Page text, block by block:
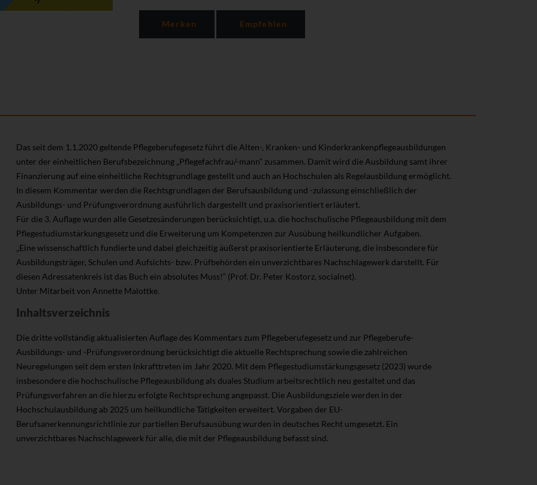
Merken Empfehlen
Das seit dem 1.1.2020 geltende Pflegeberufegesetz führt die Alten-, Kranken- und Kinderkrankenpflegeausbildungen
unter der einheitlichen Berufsbezeichnung „Pflegefachfrau/-mann“ zusammen. Damit wird die Ausbildung samt ihrer
Finanzierung auf eine einheitliche Rechtsgrundlage gestellt und auch an Hochschulen als Regelausbildung ermöglicht.
In diesem Kommentar werden die Rechtsgrundlagen der Berufsausbildung und -zulassung einschließlich der
Ausbildungs- und Prüfungsverordnung ausführlich dargestellt und praxisorientiert erläutert.
Für die 3. Auflage wurden alle Gesetzesänderungen berücksichtigt, u.a. die hochschulische Pflegeausbildung mit dem
Pflegestudiumstärkungsgesetz und die Erweiterung um Kompetenzen zur Ausübung heilkundlicher Aufgaben.
„Eine wissenschaftlich fundierte und dabei gleichzeitig äußerst praxisorientierte Erläuterung, die insbesondere für
Ausbildungsträger, Schulen und Aufsichts- bzw. Prüfbehörden ein unverzichtbares Nachschlagewerk darstellt. Für
diesen Adressatenkreis ist das Buch ein absolutes Muss!“ (Prof. Dr. Peter Kostorz, socialnet).
Unter Mitarbeit von Annette Malottke.
Inhaltsverzeichnis
Die dritte vollständig aktualisierten Auflage des Kommentars zum Pflegeberufegesetz und zur Pflegeberufe-
Ausbildungs- und -Prüfungsverordnung berücksichtigt die aktuelle Rechtsprechung sowie die zahlreichen
Neuregelungen seit dem ersten Inkrafttreten im Jahr 2020. Mit dem Pflegestudiumstärkungsgesetz (2023) wurde
insbesondere die hochschulische Pflegeausbildung als duales Studium arbeitsrechtlich neu gestaltet und das
Prüfungsverfahren an die hierzu erfolgte Rechtsprechung angepasst. Die Ausbildungsziele werden in der
Hochschulausbildung ab 2025 um heilkundliche Tätigkeiten erweitert. Vorgaben der EU-
Berufsanerkennungsrichtlinie zur partiellen Berufsausübung wurden in deutsches Recht umgesetzt. Ein
unverzichtbares Nachschlagewerk für alle, die mit der Pflegeausbildung befasst sind.